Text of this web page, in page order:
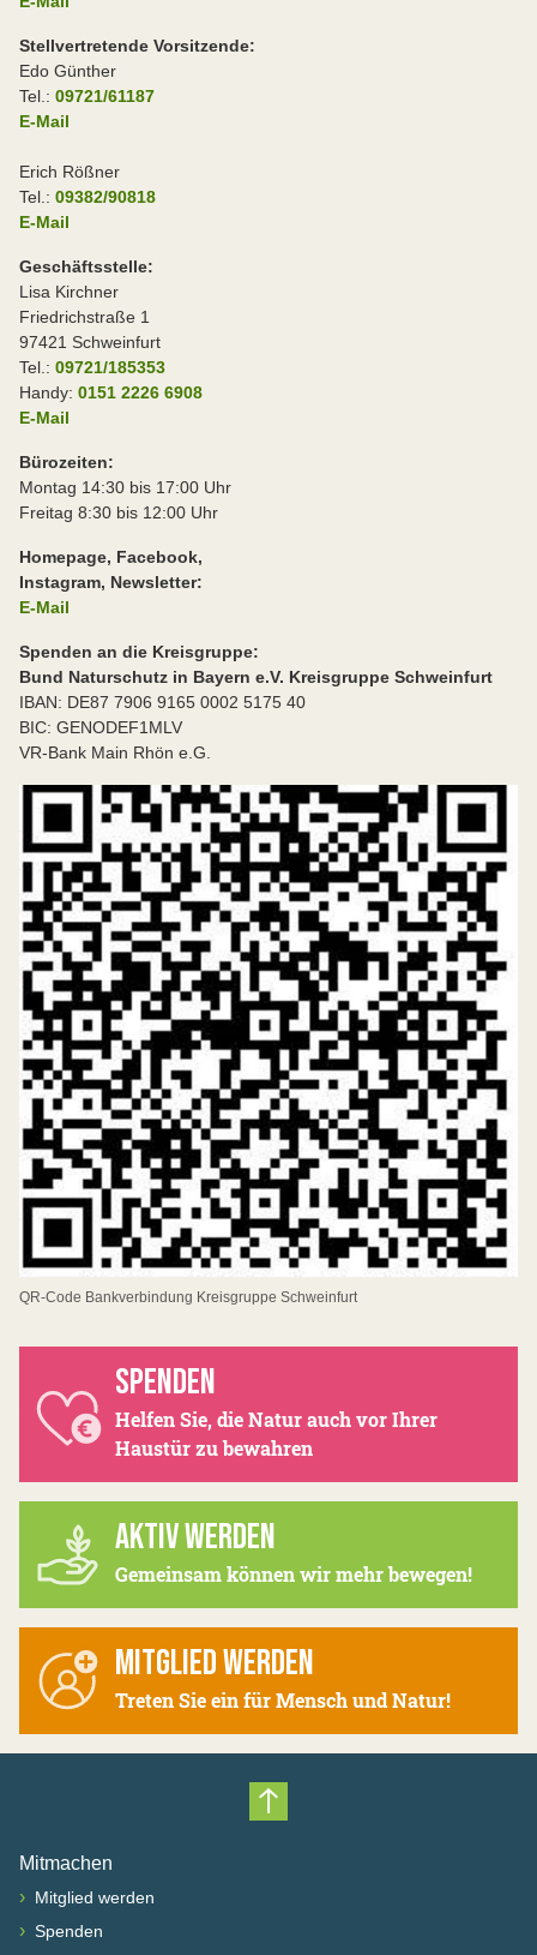
Stellvertretende Vorsitzende:
Edo Günther
Tel.: 09721/61187
E-Mail
Erich Rößner
Tel.: 09382/90818
E-Mail
Geschäftsstelle:
Lisa Kirchner
Friedrichstraße 1
97421 Schweinfurt
Tel.: 09721/185353
Handy: 0151 2226 6908
E-Mail
Bürozeiten:
Montag 14:30 bis 17:00 Uhr
Freitag 8:30 bis 12:00 Uhr
Homepage, Facebook,
Instagram, Newsletter:
E-Mail
Spenden an die Kreisgruppe:
Bund Naturschutz in Bayern e.V. Kreisgruppe Schweinfurt
IBAN: DE87 7906 9165 0002 5175 40
BIC: GENODEF1MLV
VR-Bank Main Rhön e.G.
QR-Code Bankverbindung Kreisgruppe Schweinfurt
SPENDEN
Helfen Sie, die Natur auch vor Ihrer
Haustür zu bewahren
AKTIV WERDEN
Gemeinsam können wir mehr bewegen!
MITGLIED WERDEN
Treten Sie ein für Mensch und Natur!
Nach oben scrollen
Mitmachen
› Mitglied werden
› Spenden